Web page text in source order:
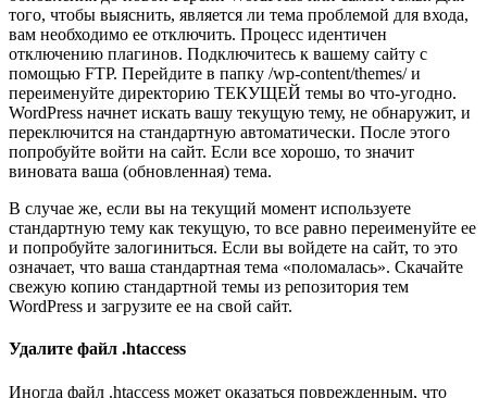
того, чтобы выяснить, является ли тема проблемой для входа,
вам необходимо ее отключить. Процесс идентичен
отключению плагинов. Подключитесь к вашему сайту с
помощью FTP. Перейдите в папку /wp-content/themes/ и
переименуйте директорию ТЕКУЩЕЙ темы во что-угодно.
WordPress начнет искать вашу текущую тему, не обнаружит, и
переключится на стандартную автоматически. После этого
попробуйте войти на сайт. Если все хорошо, то значит
виновата ваша (обновленная) тема.
В случае же, если вы на текущий момент используете
стандартную тему как текущую, то все равно переименуйте ее
и попробуйте залогиниться. Если вы войдете на сайт, то это
означает, что ваша стандартная тема «поломалась». Скачайте
свежую копию стандартной темы из репозитория тем
WordPress и загрузите ее на свой сайт.
Удалите файл .htaccess
Иногда файл .htaccess может оказаться поврежденным, что